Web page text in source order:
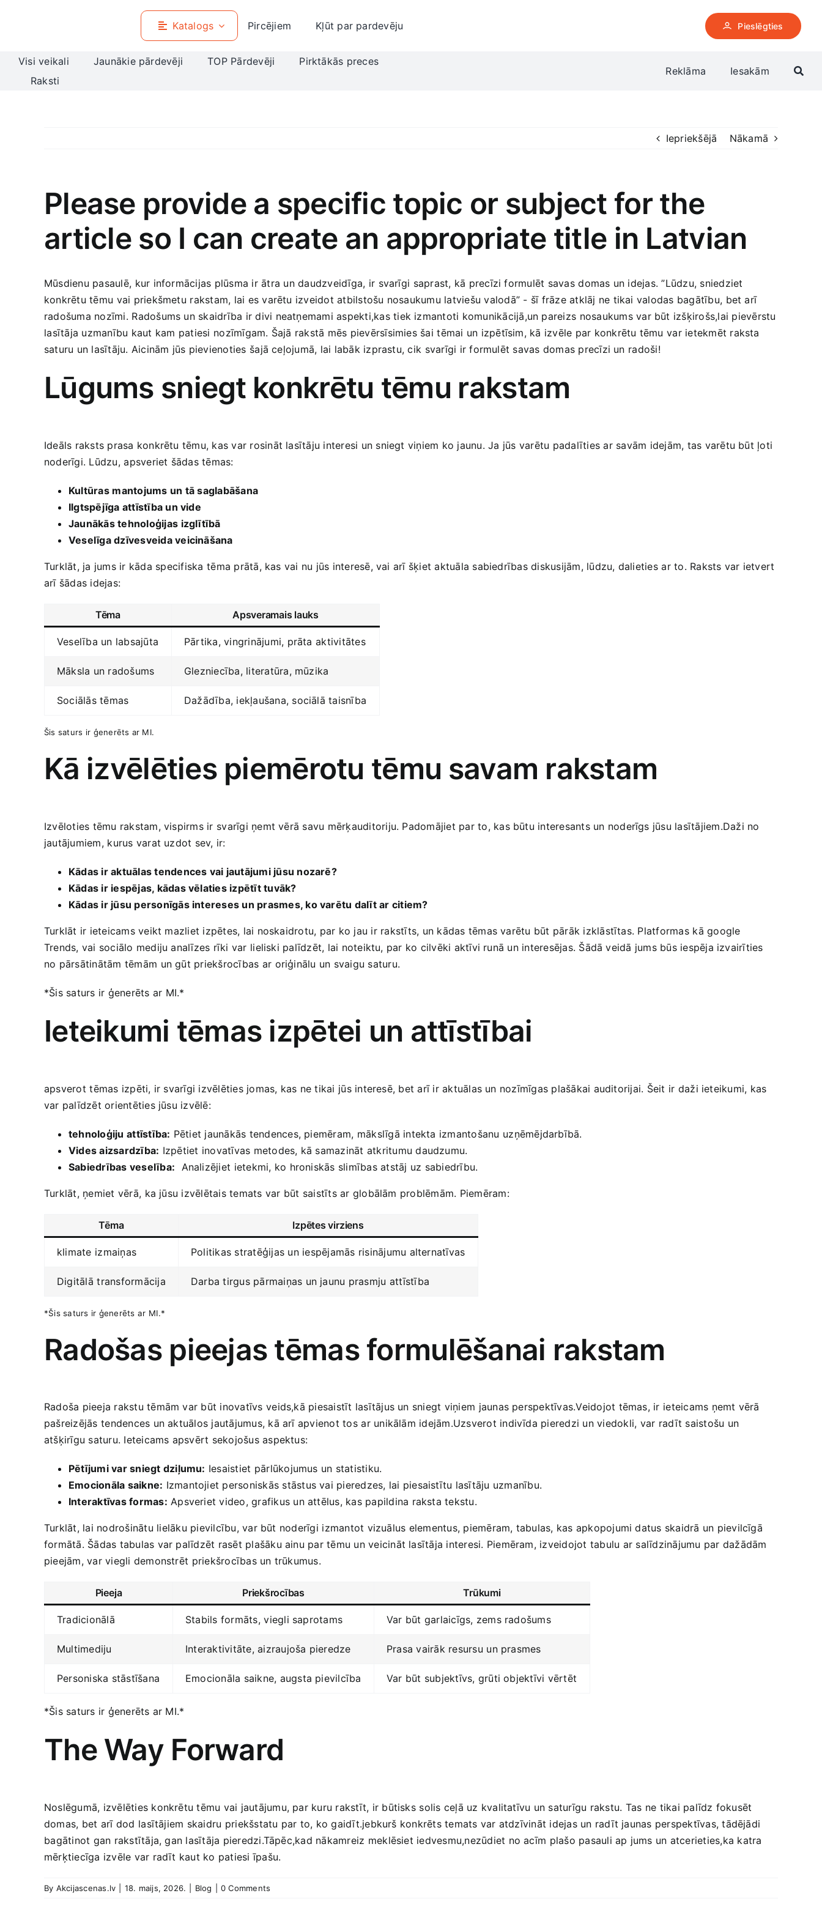
Katalogs Pircējiem Kļūt par pardevēju Pieslēgties
Visi veikali Jaunākie pārdevēji TOP Pārdevēji
Pirktākās preces
Raksti
Reklāma Iesakām
Iepriekšējā Nākamā
Please provide a specific topic or subject for the
article so I can create an appropriate title in Latvian
Mūsdienu pasaulē,⁢ kur informācijas plūsma ir ātra ⁣un daudzveidīga, ⁤ir svarīgi ⁣saprast,‍ kā precīzi formulēt ‌savas⁢ domas un idejas. ‍”Lūdzu, sniedziet
konkrētu tēmu ⁣vai ‌priekšmetu⁢ rakstam, lai es varētu izveidot atbilstošu nosaukumu latviešu valodā” -⁣ šī frāze atklāj ne tikai valodas bagātību, ⁣bet ‍arī
radošuma‍ nozīmi. ⁤Radošums un skaidrība ir​ divi neatņemami aspekti,kas tiek ‍izmantoti ​komunikācijā,un pareizs⁣ nosaukums​ var būt izšķirošs,lai pievērstu
⁤lasītāja uzmanību ‌kaut kam⁤ patiesi ⁢nozīmīgam. Šajā rakstā mēs pievērsīsimies ‌šai⁢ tēmai un izpētīsim, kā izvēle par konkrētu tēmu⁤ var ietekmēt raksta
saturu un lasītāju. ​Aicinām jūs pievienoties⁣ šajā ceļojumā, lai labāk izprastu, cik⁢ svarīgi ir formulēt‌ savas domas precīzi un ⁤radoši!
Lūgums sniegt ⁣konkrētu tēmu⁢ rakstam
Ideāls raksts prasa konkrētu tēmu, kas var rosināt lasītāju ‍interesi un sniegt viņiem ko jaunu.‍ Ja⁤ jūs varētu padalīties‌ ar⁢ savām idejām, tas varētu​ būt ļoti
noderīgi. Lūdzu, ⁤apsveriet šādas tēmas:
Kultūras⁤ mantojums ⁢un tā saglabāšana
Ilgtspējīga attīstība un vide
Jaunākās tehnoloģijas ⁢izglītībā
Veselīga dzīvesveida veicināšana
Turklāt, ja jums ir kāda ⁤specifiska⁢ tēma prātā, kas vai nu jūs interesē, vai arī ‌šķiet aktuāla sabiedrības diskusijām, lūdzu, dalieties⁣ ar to. Raksts var ietvert
arī šādas idejas:
Tēma Apsveramais lauks
Veselība un‍ labsajūta Pārtika, vingrinājumi, ‍prāta ⁤aktivitātes
Māksla un​ radošums Glezniecība, literatūra, mūzika
Sociālās tēmas Dažādība, iekļaušana, sociālā taisnība
Šis saturs ‌ir⁢ ģenerēts ar MI.
Kā⁣ izvēlēties piemērotu tēmu⁢ savam rakstam
Izvēloties tēmu rakstam, vispirms‌ ir⁣ svarīgi ņemt vērā savu mērķauditoriju. Padomājiet par to, kas ‌būtu interesants un noderīgs jūsu lasītājiem.Daži no
jautājumiem,⁣ kurus varat uzdot sev, ir:
Kādas ir aktuālas tendences vai ​jautājumi jūsu nozarē?
Kādas ir iespējas, kādas vēlaties izpētīt tuvāk?
Kādas ir jūsu​ personīgās intereses un​ prasmes, ko varētu dalīt ar ‍citiem?
Turklāt ir ieteicams veikt mazliet izpētes, lai noskaidrotu, par ko jau ir⁢ rakstīts, un kādas tēmas varētu būt​ pārāk‍ izklāstītas. Platformas⁣ kā google
Trends, vai sociālo mediju analīzes‌ rīki var⁢ lieliski palīdzēt, lai noteiktu, par​ ko cilvēki aktīvi runā un interesējas. Šādā ‍veidā jums​ būs iespēja izvairīties
no pārsātinātām tēmām⁤ un gūt‍ priekšrocības ⁢ar oriģinālu un ‌svaigu saturu.
*Šis saturs ir ģenerēts ar⁣ MI.*
Ieteikumi tēmas izpētei un attīstībai
apsverot ⁤tēmas izpēti, ir svarīgi izvēlēties jomas, kas ne tikai ⁤jūs interesē, bet arī ir aktuālas un nozīmīgas ‌plašākai auditorijai. Šeit ir⁢ daži ieteikumi, kas​
var palīdzēt ​orientēties jūsu izvēlē:
tehnoloģiju⁣ attīstība: Pētiet jaunākās tendences, piemēram,⁢ mākslīgā intekta izmantošanu⁢ uzņēmējdarbībā.
Vides aizsardzība: Izpētiet ⁢inovatīvas metodes, kā samazināt atkritumu daudzumu.
Sabiedrības veselība: ‍ Analizējiet ⁤ietekmi, ko hroniskās slimības atstāj uz⁢ sabiedrību.
Turklāt, ņemiet vērā,⁣ ka jūsu izvēlētais ​temats var būt ⁢saistīts ar globālām problēmām. Piemēram:
Tēma Izpētes virziens
klimate ⁤izmaiņas Politikas stratēģijas un ⁢iespējamās risinājumu alternatīvas
Digitālā ⁤transformācija Darba tirgus pārmaiņas ‌un jaunu prasmju⁢ attīstība
*Šis saturs ir ģenerēts⁣ ar MI.*
Radošas pieejas‍ tēmas formulēšanai rakstam
Radoša pieeja rakstu tēmām var būt‌ inovatīvs ⁢veids,kā piesaistīt lasītājus un sniegt viņiem⁢ jaunas ‌perspektīvas.Veidojot tēmas, ir ⁢ieteicams ņemt vērā⁤
pašreizējās⁢ tendences un aktuālos jautājumus, kā arī apvienot tos ⁢ar unikālām idejām.Uzsverot indivīda pieredzi ‌un viedokli,⁤ var⁤ radīt saistošu un⁤
atšķirīgu saturu. Ieteicams apsvērt sekojošus aspektus:
Pētījumi var sniegt dziļumu: ‌Iesaistiet⁣ pārlūkojumus un statistiku.
Emocionāla saikne: Izmantojiet personiskās​ stāstus vai pieredzes, lai‍ piesaistītu lasītāju uzmanību.
Interaktīvas formas: Apsveriet video, grafikus un attēlus, kas papildina raksta tekstu.
Turklāt, lai nodrošinātu ⁣lielāku ​pievilcību, var būt noderīgi⁣ izmantot vizuālus elementus, piemēram,​ tabulas,‍ kas ​apkopojumi datus‍ skaidrā ‌un ​pievilcīgā
formātā. Šādas tabulas var ​palīdzēt‌ rasēt plašāku ainu ​par tēmu un veicināt lasītāja interesi. Piemēram, izveidojot tabulu ar ⁤salīdzinājumu par dažādām
pieejām, var viegli demonstrēt ⁢priekšrocības un trūkumus.
Pieeja Priekšrocības Trūkumi
Tradicionālā Stabils formāts, ⁤viegli saprotams Var būt garlaicīgs, zems radošums
Multimediju Interaktivitāte, aizraujoša pieredze Prasa vairāk resursu⁢ un prasmes
Personiska‌ stāstīšana Emocionāla‌ saikne, augsta pievilcība Var būt subjektīvs, grūti objektīvi vērtēt
*Šis saturs ir ģenerēts ar MI.*
The Way Forward
Noslēgumā, izvēlēties konkrētu tēmu ​vai jautājumu, par kuru ‍rakstīt, ir ‍būtisks ⁤solis ceļā uz kvalitatīvu un saturīgu rakstu. ⁣Tas⁣ ne tikai palīdz ‌fokusēt‍
domas, ⁤bet arī dod ⁢lasītājiem skaidru ⁢priekšstatu par to, ko gaidīt.jebkurš konkrēts temats var atdzīvināt idejas‍ un radīt jaunas perspektīvas, tādējādi
⁢bagātinot gan rakstītāja, gan lasītāja pieredzi.Tāpēc,kad ​nākamreiz⁢ meklēsiet iedvesmu,nezūdiet no acīm ⁢plašo pasauli ap jums un atcerieties,ka katra⁤
mērķtiecīga izvēle var radīt​ kaut ko patiesi īpašu.
By Akcijascenas.lv 18. maijs, 2026. Blog 0 Comments